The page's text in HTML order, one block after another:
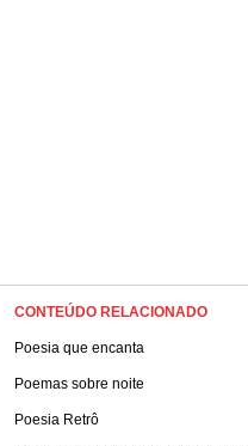
CONTEÚDO RELACIONADO
Poesia que encanta
Poemas sobre noite
Poesia Retrô